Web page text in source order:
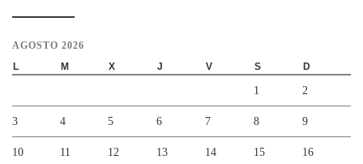
AGOSTO 2026
L
M X J V S D
1 2
3 4 5 6 7 8 9
10 11 12 13 14 15 16